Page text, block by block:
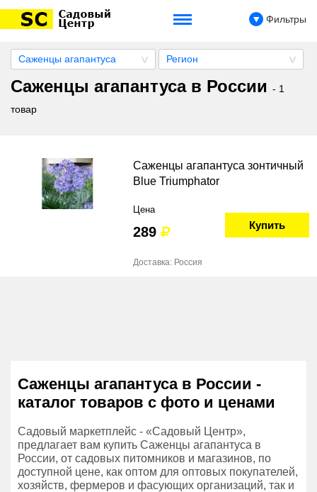
Фильтры
Саженцы агапантуса Регион
Саженцы агапантуса в России - 1
товар
Саженцы агапантуса зонтичный
Blue Triumphator
Цена
289 Купить
Доставка: Россия
Саженцы агапантуса в России -
каталог товаров с фото и ценами
Садовый маркетплейс - «Садовый Центр»,
предлагает вам купить Саженцы агапантуса в
России, от садовых питомников и магазинов, по
доступной цене, как оптом для оптовых покупателей,
хозяйств, фермеров и фасующих организаций, так и